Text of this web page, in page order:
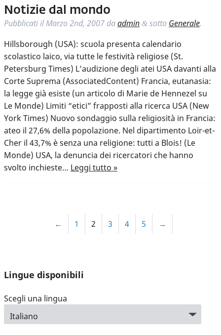
Notizie dal mondo
Pubblicati ilMarzo 2nd, 2007 daadmin & sotto Generale.
Hillsborough (USA): scuola presenta calendario
scolastico laico, via tutte le festività religiose (St.
Petersburg Times) L’audizione degli atei USA davanti alla
Corte Suprema (AssociatedContent) Francia, eutanasia:
la legge già esiste (un articolo di Marie de Hennezel su
Le Monde) Limiti “etici” frapposti alla ricerca USA (New
York Times) Nuovo sondaggio sulla religiosità in Francia:
ateo il 27,6% della popolazione. Nel dipartimento Loir-et-
Cher il 43,7% è senza una religione: tutti a Blois! (Le
Monde) USA, la denuncia dei ricercatori che hanno
svolto inchieste… Leggi tutto »
← 1 2 3 4 5 →
Lingue disponibili
Scegli una lingua